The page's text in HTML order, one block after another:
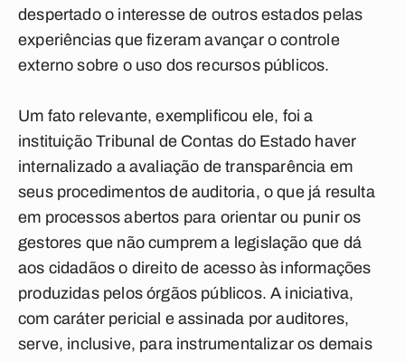
despertado o interesse de outros estados pelas
experiências que fizeram avançar o controle
externo sobre o uso dos recursos públicos.
Um fato relevante, exemplificou ele, foi a
instituição Tribunal de Contas do Estado haver
internalizado a avaliação de transparência em
seus procedimentos de auditoria, o que já resulta
em processos abertos para orientar ou punir os
gestores que não cumprem a legislação que dá
aos cidadãos o direito de acesso às informações
produzidas pelos órgãos públicos. A iniciativa,
com caráter pericial e assinada por auditores,
serve, inclusive, para instrumentalizar os demais